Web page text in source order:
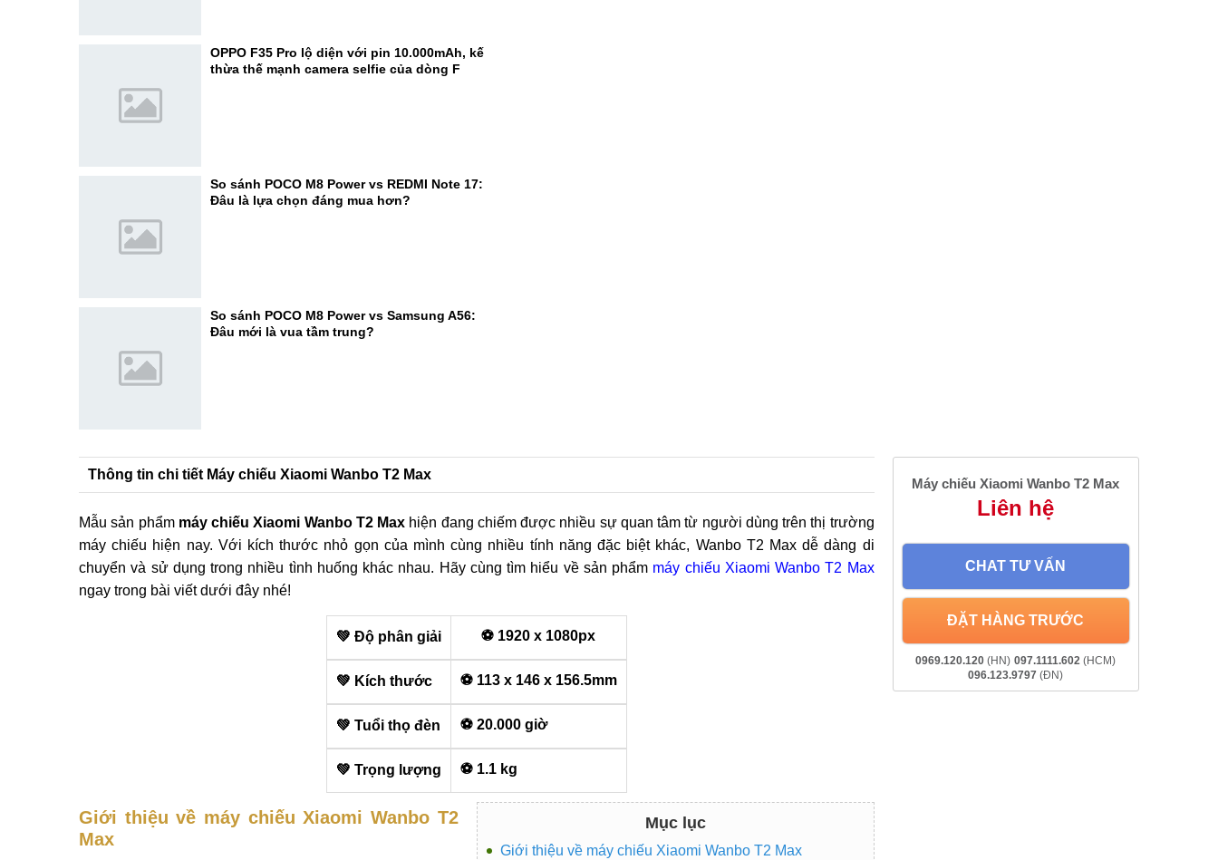
OPPO F35 Pro lộ diện với pin 10.000mAh, kế
thừa thế mạnh camera selfie của dòng F
So sánh POCO M8 Power vs REDMI Note 17:
Đâu là lựa chọn đáng mua hơn?
So sánh POCO M8 Power vs Samsung A56:
Đâu mới là vua tầm trung?
Thông tin chi tiết Máy chiếu Xiaomi Wanbo T2 Max
Mẫu sản phẩm máy chiếu Xiaomi Wanbo T2 Max hiện đang chiếm được nhiều sự quan tâm từ người dùng trên thị trường
máy chiếu hiện nay. Với kích thước nhỏ gọn của mình cùng nhiều tính năng đặc biệt khác, Wanbo T2 Max dễ dàng di
chuyển và sử dụng trong nhiều tình huống khác nhau. Hãy cùng tìm hiểu về sản phẩm máy chiếu Xiaomi Wanbo T2 Max
ngay trong bài viết dưới đây nhé!
💚 Độ phân giải ️⚽ 1920 x 1080px
💚 Kích thước ️⚽ 113 x 146 x 156.5mm
💚 Tuổi thọ đèn ️⚽ 20.000 giờ
💚 Trọng lượng ️⚽ 1.1 kg
Mục lục
Giới thiệu về máy chiếu Xiaomi Wanbo T2 Max
Giới thiệu về máy chiếu Xiaomi Wanbo T2
Max
Máy chiếu Xiaomi Wanbo T2 Max
Liên hệ
CHAT TƯ VẤN
ĐẶT HÀNG TRƯỚC
0969.120.120 (HN) 097.1111.602 (HCM)
096.123.9797 (ĐN)